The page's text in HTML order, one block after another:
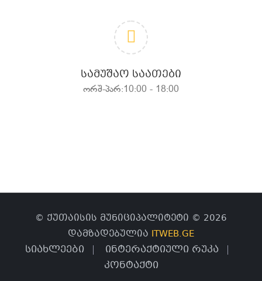
ᲡᲐᲛᲣᲨᲐᲝ ᲡᲐᲐᲗᲔᲑᲘ
ორშ-პარ:10:00 - 18:00
© ქუთაისის მუნიციპალიტეტი © 2026
დამზადებულია ITWEB.GE
სიახლეები
ინტერაქტიული რუკა
კონტაქტი